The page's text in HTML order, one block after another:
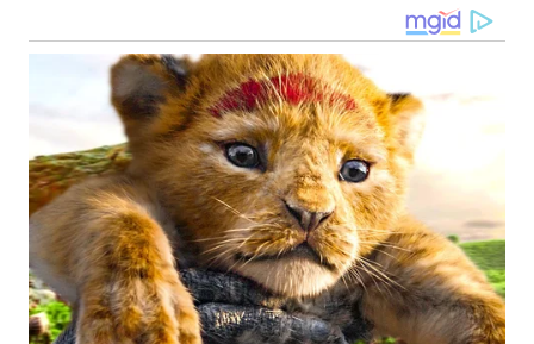
WN
MALUKU
MALUT
WN
DAIRI
WN
DANAU